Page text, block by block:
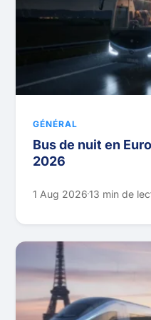
GÉNÉRAL
Bus de nuit en
2026
1 Aug 202613 min de